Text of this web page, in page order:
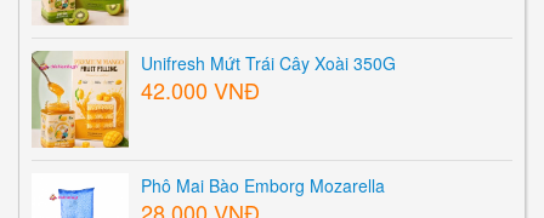
Unifresh Mứt Trái Cây Xoài 350G
42.000 VNĐ
Phô Mai Bào Emborg Mozarella